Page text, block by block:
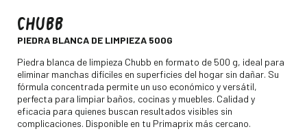
CHUBB
PIEDRA BLANCA DE LIMPIEZA 500G
Descripción
Piedra blanca de limpieza Chubb en formato de 500 g, ideal para
eliminar manchas difíciles en superficies del hogar sin dañar. Su
fórmula concentrada permite un uso económico y versátil,
perfecta para limpiar baños, cocinas y muebles. Calidad y
eficacia para quienes buscan resultados visibles sin
complicaciones. Disponible en tu Primaprix más cercano.